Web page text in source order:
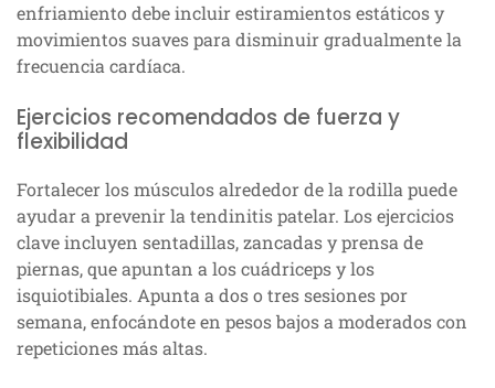
enfriamiento debe incluir estiramientos estáticos y
movimientos suaves para disminuir gradualmente la
frecuencia cardíaca.
Ejercicios recomendados de fuerza y
flexibilidad
Fortalecer los músculos alrededor de la rodilla puede
ayudar a prevenir la tendinitis patelar. Los ejercicios
clave incluyen sentadillas, zancadas y prensa de
piernas, que apuntan a los cuádriceps y los
isquiotibiales. Apunta a dos o tres sesiones por
semana, enfocándote en pesos bajos a moderados con
repeticiones más altas.